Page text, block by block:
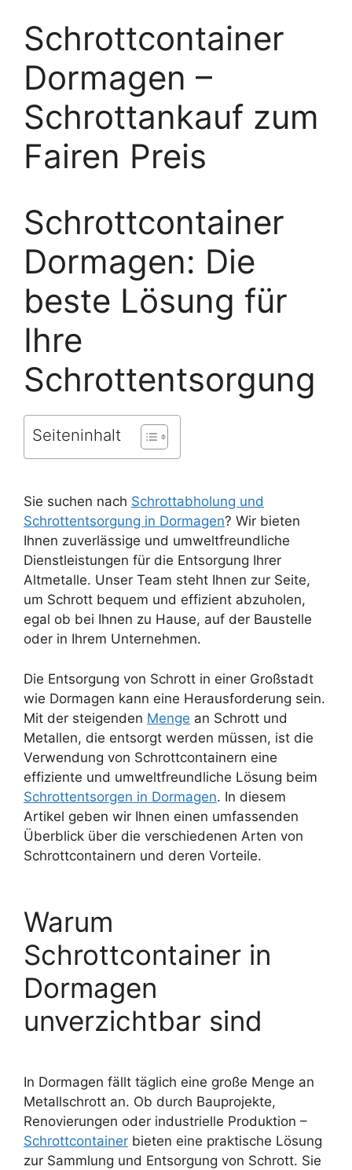
Schrottcontainer
Dormagen –
Schrottankauf zum
Fairen Preis
Schrottcontainer
Dormagen: Die
beste Lösung für
Ihre
Schrottentsorgung
Seiteninhalt
Sie suchen nach Schrottabholung und
Schrottentsorgung in Dormagen? Wir bieten
Ihnen zuverlässige und umweltfreundliche
Dienstleistungen für die Entsorgung Ihrer
Altmetalle. Unser Team steht Ihnen zur Seite,
um Schrott bequem und effizient abzuholen,
egal ob bei Ihnen zu Hause, auf der Baustelle
oder in Ihrem Unternehmen.
Die Entsorgung von Schrott in einer Großstadt
wie Dormagen kann eine Herausforderung sein.
Mit der steigenden Menge an Schrott und
Metallen, die entsorgt werden müssen, ist die
Verwendung von Schrottcontainern eine
effiziente und umweltfreundliche Lösung beim
Schrottentsorgen in Dormagen. In diesem
Artikel geben wir Ihnen einen umfassenden
Überblick über die verschiedenen Arten von
Schrottcontainern und deren Vorteile.
Warum
Schrottcontainer in
Dormagen
unverzichtbar sind
In Dormagen fällt täglich eine große Menge an
Metallschrott an. Ob durch Bauprojekte,
Renovierungen oder industrielle Produktion –
Schrottcontainer bieten eine praktische Lösung
zur Sammlung und Entsorgung von Schrott. Sie